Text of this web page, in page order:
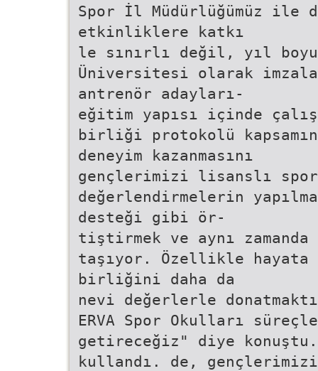
Spor İl Müdürlüğümüz ile
etkinliklere katkı
le sınırlı değil, yıl
Üniversitesi olarak
antrenör adayları-
eğitim yapısı içinde
birliği protokolü
deneyim kazanmasını
gençlerimizi lisanslı
değerlendirmelerin
desteği gibi ör-
tiştirmek ve aynı
taşıyor. Özellikle hayata
birliğini daha da
nevi değerlerle
ERVA Spor Okulları
getireceğiz" diye konuştu.
kullandı. de,